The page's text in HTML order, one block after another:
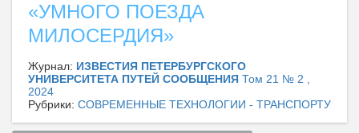
«УМНОГО ПОЕЗДА
МИЛОСЕРДИЯ»
Журнал: ИЗВЕСТИЯ ПЕТЕРБУРГСКОГО
УНИВЕРСИТЕТА ПУТЕЙ СООБЩЕНИЯ Том 21 № 2 ,
2024
Рубрики: СОВРЕМЕННЫЕ ТЕХНОЛОГИИ - ТРАНСПОРТУ